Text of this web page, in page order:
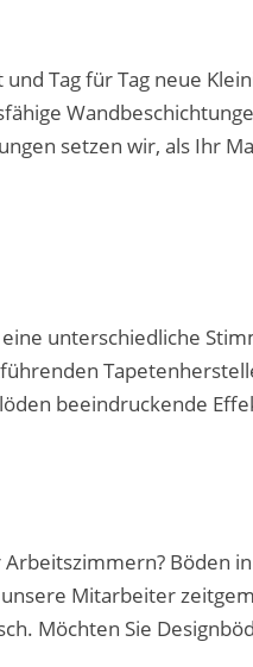
Tag für Tag neue
setzen wir, als Ihr
unterschiedliche
beeindruckende
Böden
Mitarbeiter
Möchten Sie